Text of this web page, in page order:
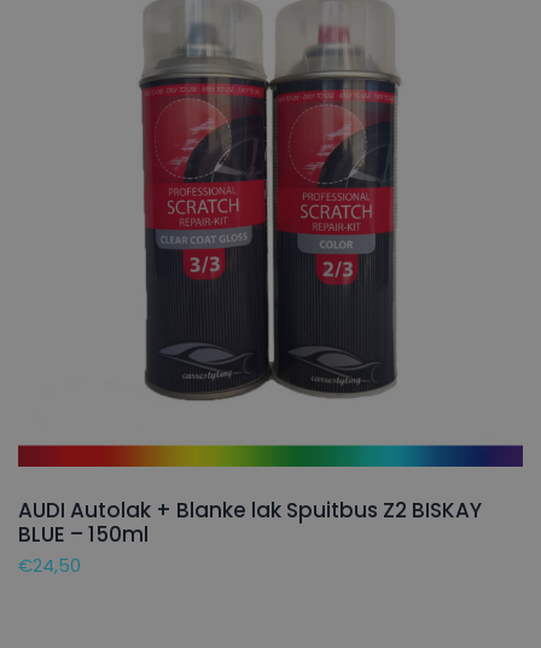
AUDI Autolak + Blanke lak Spuitbus Z2 BISKAY
BLUE – 150ml
€24,50